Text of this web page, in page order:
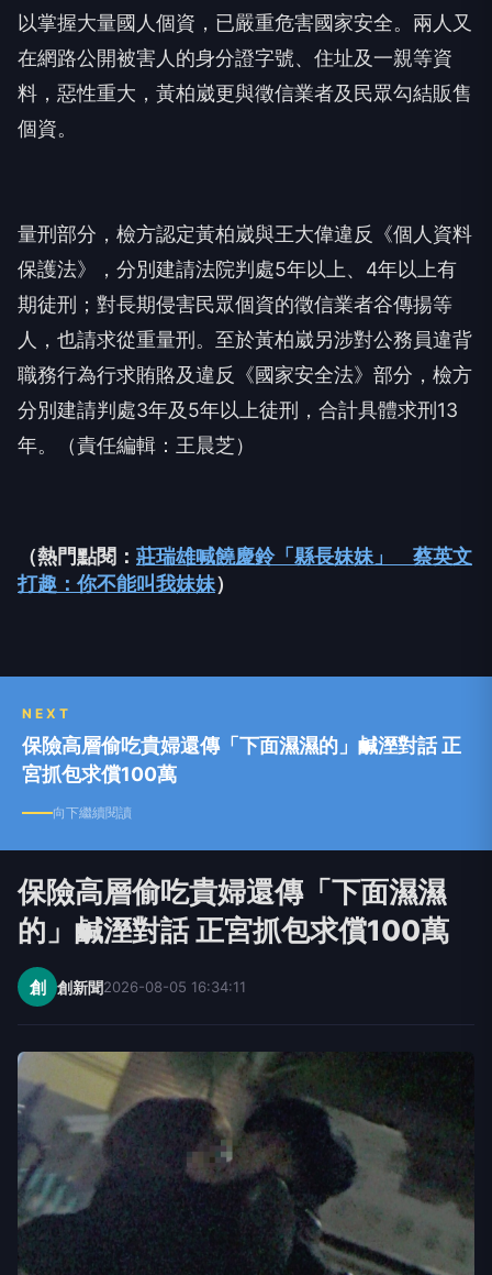
以掌握大量國人個資，已嚴重危害國家安全。兩人又
在網路公開被害人的身分證字號、住址及一親等資
料，惡性重大，黃柏崴更與徵信業者及民眾勾結販售
個資。
量刑部分，檢方認定黃柏崴與王大偉違反《個人資料
保護法》，分別建請法院判處5年以上、4年以上有
期徒刑；對長期侵害民眾個資的徵信業者谷傳揚等
人，也請求從重量刑。至於黃柏崴另涉對公務員違背
職務行為行求賄賂及違反《國家安全法》部分，檢方
分別建請判處3年及5年以上徒刑，合計具體求刑13
年。（責任編輯：王晨芝）
（熱門點閱： 莊瑞雄喊饒慶鈴「縣長妹妹」 蔡英文
打趣：你不能叫我妹妹）
NEXT
保險高層偷吃貴婦還傳「下面濕濕的」鹹溼對話 正
宮抓包求償100萬
向下繼續閱讀
保險高層偷吃貴婦還傳「下面濕濕
的」鹹溼對話 正宮抓包求償100萬
創 創新聞2026-08-05 16:34:11